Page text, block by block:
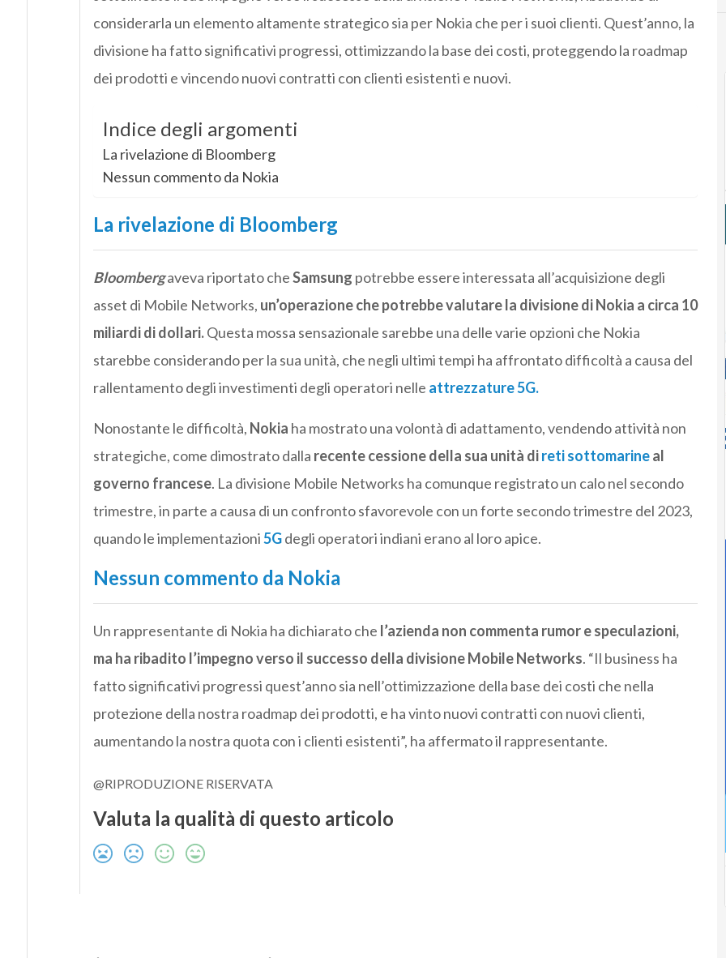
considerarla un elemento altamente strategico sia per Nokia che per i suoi clienti. Quest’anno, la
divisione ha fatto significativi progressi, ottimizzando la base dei costi, proteggendo la roadmap
dei prodotti e vincendo nuovi contratti con clienti esistenti e nuovi.
Indice degli argomenti
La rivelazione di Bloomberg
Nessun commento da Nokia
La rivelazione di Bloomberg
Bloombergaveva riportato cheSamsung potrebbe essere interessata all’acquisizione degli
asset di Mobile Networks, un’operazione che potrebbe valutare la divisione di Nokia a circa 10
miliardi di dollari.Questa mossa sensazionale sarebbe una delle varie opzioni che Nokia
starebbe considerando per la sua unità, che negli ultimi tempi ha affrontato difficoltà a causa del
rallentamento degli investimenti degli operatori nelle attrezzature 5G.
Nonostante le difficoltà, Nokia ha mostrato una volontà di adattamento, vendendo attività non
strategiche, come dimostrato dalla recente cessione della sua unità direti sottomarineal
governo francese. La divisione Mobile Networks ha comunque registrato un calo nel secondo
trimestre, in parte a causa di un confronto sfavorevole con un forte secondo trimestre del 2023,
quando le implementazioni5Gdegli operatori indiani erano al loro apice.
Nessun commento da Nokia
Un rappresentante di Nokia ha dichiarato che l’azienda non commenta rumor e speculazioni,
ma ha ribadito l’impegno verso il successo della divisione Mobile Networks. “Il business ha
fatto significativi progressi quest’anno sia nell’ottimizzazione della base dei costi che nella
protezione della nostra roadmap dei prodotti, e ha vinto nuovi contratti con nuovi clienti,
aumentando la nostra quota con i clienti esistenti”, ha affermato il rappresentante.
@RIPRODUZIONE RISERVATA
Valuta la qualità di questo articolo